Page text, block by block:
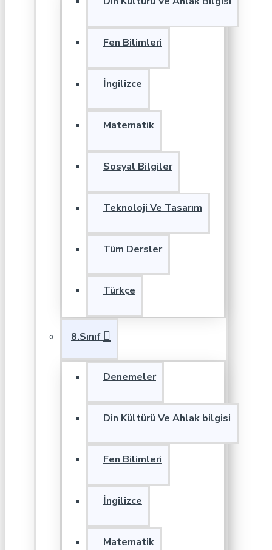
Fen Bilimleri
İngilizce
Matematik
Sosyal Bilgiler
Teknoloji Ve Tasarım
Tüm Dersler
Türkçe
8.Sınıf
Denemeler
Din Kültürü Ve Ahlak bilgisi
Fen Bilimleri
İngilizce
Matematik